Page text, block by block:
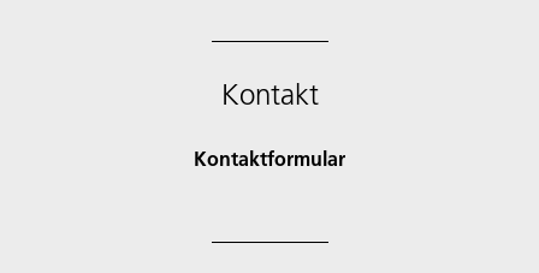
Kontakt
Kontaktformular